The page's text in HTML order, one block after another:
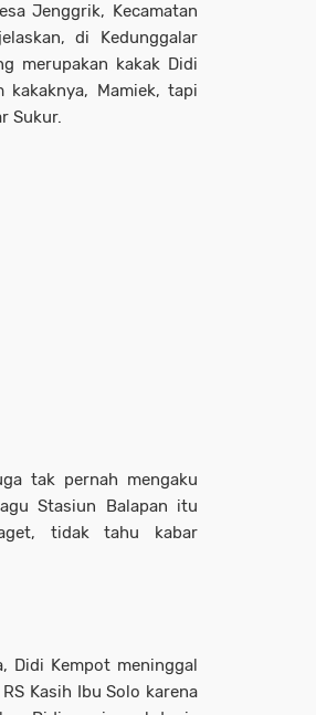
Jenggrik, Kecamatan
di Kedunggalar
merupakan kakak Didi
kakaknya, Mamiek, tapi
Sukur.
tak pernah mengaku
Stasiun Balapan itu
tidak tahu kabar
Didi Kempot meninggal
Kasih Ibu Solo karena